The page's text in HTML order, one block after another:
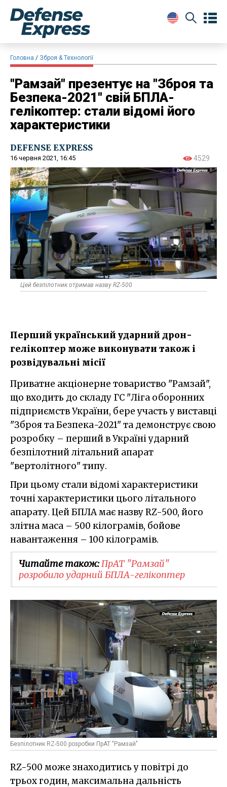
Головна Зброя & Технології
"Рамзай" презентує на "Зброя та
Безпека-2021" свій БПЛА-
гелікоптер: стали відомі його
характеристики
DEFENSE EXPRESS
16 червня 2021, 16:45 4529
Цей безпілотник отримав назву RZ-500
Перший український ударний дрон-
гелікоптер може виконувати також і
розвідувальні місії
Приватне акціонерне товариство "Рамзай",
що входить до складу ГС "Ліга оборонних
підприємств України, бере участь у виставці
"Зброя та Безпека-2021" та демонструє свою
розробку – перший в Україні ударний
безпілотний літальний апарат
"вертолітного" типу.
При цьому стали відомі характеристики
точні характеристики цього літального
апарату. Цей БПЛА має назву RZ-500, його
злітна маса – 500 кілограмів, бойове
навантаження – 100 кілограмів.
Читайте також:ПрАТ "Рамзай"
розробило ударний БПЛА-гелікоптер
Безпілотник RZ-500 розробки ПрАТ "Рамзай"
RZ-500 може знаходитись у повітрі до
трьох годин, максимальна дальність